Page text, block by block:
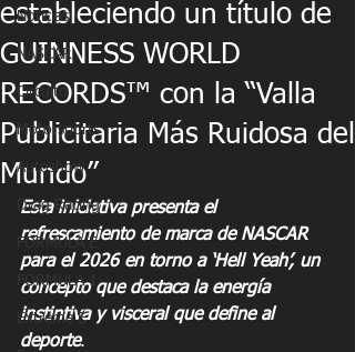
Noticias
NASCAR
Circuito
Motorsports
Autoshow
Drag Racing
FORMULA E
FORMULA 1
Extreme E
estableciendo un título de
GUINNESS WORLD
RECORDS™ con la “Valla
Publicitaria Más Ruidosa del
Mundo”
Esta iniciativa presenta el
refrescamiento de marca de NASCAR
para el 2026 en torno a ‘Hell Yeah’, un
concepto que destaca la energía
instintiva y visceral que define al
deporte.